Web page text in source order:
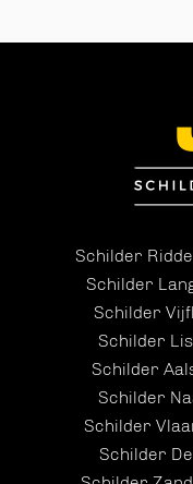
Schilder
Schilder
Schilder
Schilder
Schilder
Schilder
Schilder
Schilder